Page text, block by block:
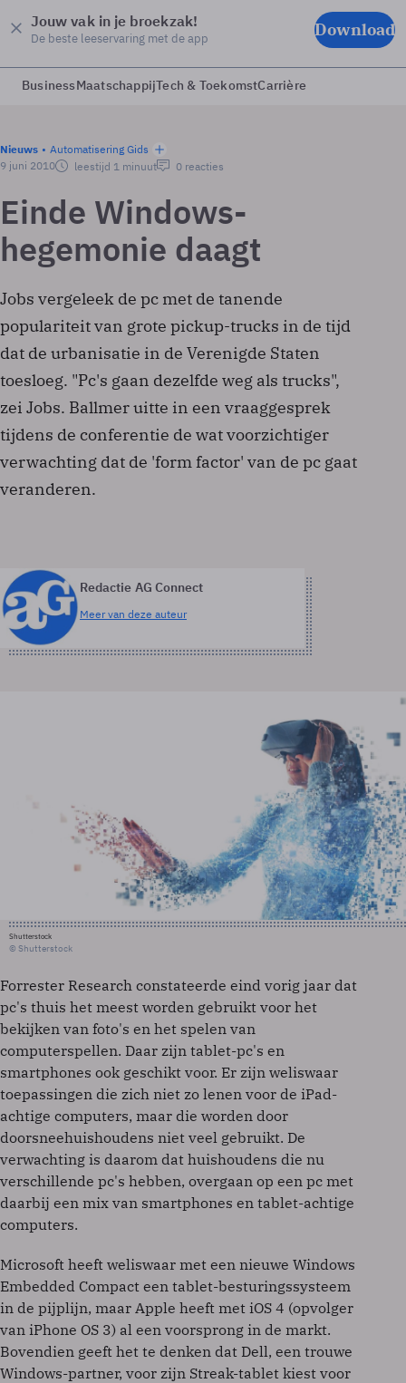
Jouw vak in je broekzak!
De beste leeservaring met de app Download
BusinessMaatschappijTech & ToekomstCarrière
Nieuws
Automatisering Gids
9 juni 2010
leestijd 1 minuut 0 reacties
Einde Windows-
hegemonie daagt
Jobs vergeleek de pc met de tanende
populariteit van grote pickup-trucks in de tijd
dat de urbanisatie in de Verenigde Staten
toesloeg. "Pc's gaan dezelfde weg als trucks",
zei Jobs. Ballmer uitte in een vraaggesprek
tijdens de conferentie de wat voorzichtiger
verwachting dat de 'form factor' van de pc gaat
veranderen.
Redactie AG Connect
Meer van deze auteur
Shutterstock
© Shutterstock
Forrester Research constateerde eind vorig jaar dat
pc's thuis het meest worden gebruikt voor het
bekijken van foto's en het spelen van
computerspellen. Daar zijn tablet-pc's en
smartphones ook geschikt voor. Er zijn weliswaar
toepassingen die zich niet zo lenen voor de iPad-
achtige computers, maar die worden door
doorsneehuishoudens niet veel gebruikt. De
verwachting is daarom dat huishoudens die nu
verschillende pc's hebben, overgaan op een pc met
daarbij een mix van smartphones en tablet-achtige
computers.
Microsoft heeft weliswaar met een nieuwe Windows
Embedded Compact een tablet-besturingssysteem
in de pijplijn, maar Apple heeft met iOS 4 (opvolger
van iPhone OS 3) al een voorsprong in de markt.
Bovendien geeft het te denken dat Dell, een trouwe
Windows-partner, voor zijn Streak-tablet kiest voor